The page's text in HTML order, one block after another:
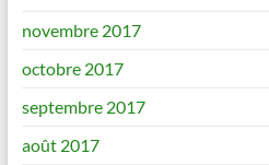
novembre 2017
octobre 2017
septembre 2017
août 2017